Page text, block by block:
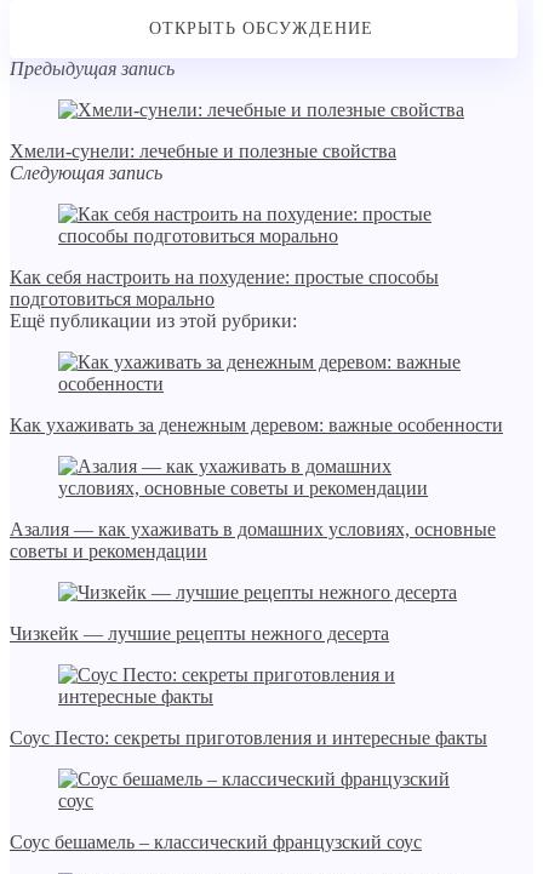
Предыдущая запись
Хмели-сунели: лечебные и полезные свойства
Следующая запись
Как себя настроить на похудение: простые способы
подготовиться морально
Ещё публикации из этой рубрики:
Как ухаживать за денежным деревом: важные особенности
Азалия — как ухаживать в домашних условиях, основные
советы и рекомендации
Чизкейк — лучшие рецепты нежного десерта
Соус Песто: секреты приготовления и интересные факты
Соус бешамель – классический французский соус